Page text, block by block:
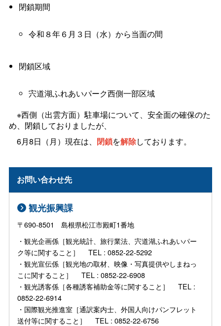
閉鎖期間
令和８年６月３日（水）から当面の間
閉鎖区域
宍道湖ふれあいパーク西側一部区域
※西側（出雲方面）駐車場について、安全面の確保のた
め、閉鎖しておりましたが、
6月8日（月）現在は、 閉鎖を解除しております。
お問い合わせ先
観光振興課
〒690-8501 島根県松江市殿町1番地
・観光企画係［観光統計、旅行業法、宍道湖ふれあいパー
ク等に関すること］ TEL : 0852-22-5292
・観光宣伝係［観光地の取材、映像・写真提供やしまねっ
こに関すること］ TEL : 0852-22-6908
・観光誘客係［各種誘客補助金等に関すること］ TEL :
0852-22-6914
・国際観光推進室［通訳案内士、外国人向けパンフレット
送付等に関すること］ TEL : 0852-22-6756